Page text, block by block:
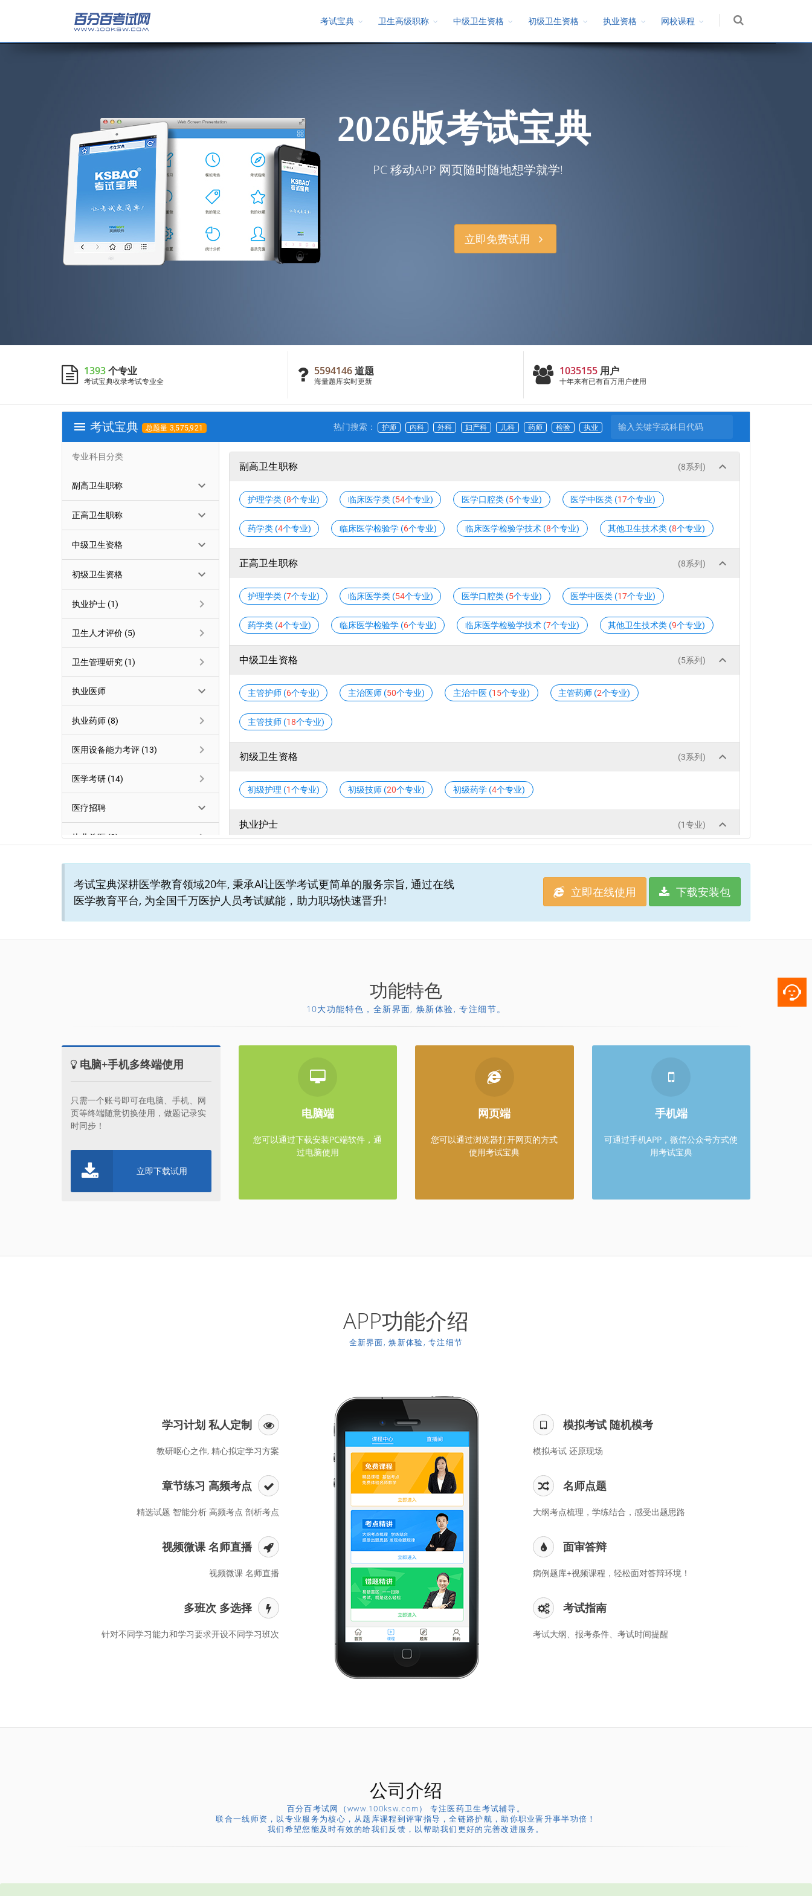
考试宝典 卫生高级职称 中级卫生资格 初级卫生资格 执业资格 网校课程
2026版考试宝典
PC 移动APP 网页随时随地想学就学!
立即免费试用
1393个专业
考试宝典收录考试专业全
5594146道题
海量题库实时更新
1035155 用户
十年来有已有百万用户使用
考试宝典深耕医学教育领域20年, 秉承Al让医学考试更简单的服务宗旨, 通过在线
医学教育平台, 为全国千万医护人员考试赋能，助力职场快速晋升!
立即在线使用 下载安装包
功能特色
10大功能特色，全新界面, 焕新体验, 专注细节。
电脑+手机多终端使用
只需一个账号即可在电脑、手机、网
页等终端随意切换使用，做题记录实
时同步！
立即下载试用
电脑端
您可以通过下载安装PC端软件，通
过电脑使用
点击下面"立即下载"按钮，下载安装
包后按提示安装到电脑中使用
立即下载
网页端
您可以通过浏览器打开网页的方式
使用考试宝典
点击下面"立即试用"按钮 打开网页
在线做题
立即试用
手机端
可通过手机APP，微信公众号方式使
用考试宝典
微信扫描二维码
APP功能介绍
全新界面, 焕新体验, 专注细节
学习计划 私人定制
教研呕心之作, 精心拟定学习方案
章节练习 高频考点
精选试题 智能分析 高频考点 剖析考点
视频微课 名师直播
视频微课 名师直播
多班次 多选择
针对不同学习能力和学习要求开设不同学习班次
模拟考试 随机模考
模拟考试 还原现场
名师点题
大纲考点梳理，学练结合，感受出题思路
面审答辩
病例题库+视频课程，轻松面对答辩环境！
考试指南
考试大纲、报考条件、考试时间提醒
公司介绍
百分百考试网（www.100ksw.com） 专注医药卫生考试辅导。
联合一线师资，以专业服务为核心，从题库课程到评审指导，全链路护航，助你职业晋升事半功倍！
我们希望您能及时有效的给我们反馈，以帮助我们更好的完善改进服务。
